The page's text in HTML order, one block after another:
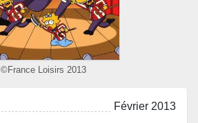
©France Loisirs 2013
Février 2013